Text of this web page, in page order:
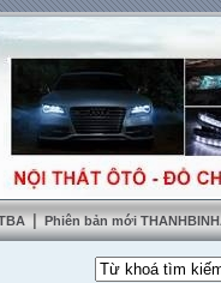
| Phiên bản mới
Lắp nệm ghế da thật tặng